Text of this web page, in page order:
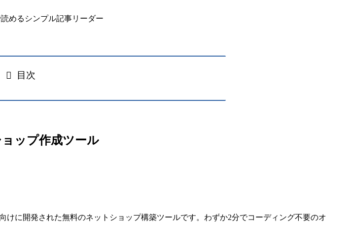
目次
ップ作成ツール
けに開発された無料のネットショップ構築ツールです。わずか2分でコーディング不要のオ